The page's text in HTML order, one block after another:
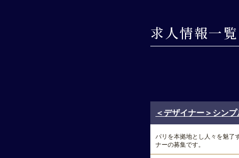
求人情報一覧
＜デザイナー＞シン
パリを本拠地とし人々を魅了
ナーの募集です。